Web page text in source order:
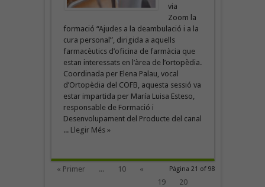
via
Zoom la
formació “Ajudes a la deambulació i a la
cura personal”, dirigida a aquells
farmacèutics d’oficina de farmàcia que
estan interessats en l’àrea de l’ortopèdia.
Coordinada per Elena Palau, vocal
d’Ortopèdia del COFB, aquesta sessió va
estar impartida per María Luisa Esteso,
responsable de Formació i
Desenvolupament del Producte del canal
... Llegir Més »
Pàgina 21 of 98
« Primer ... 10
«
19
20